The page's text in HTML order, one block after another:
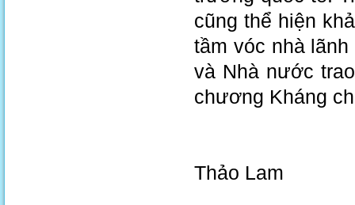
cũng thể hiện
tầm vóc nhà
và Nhà nước
chương Kháng
Thảo Lam